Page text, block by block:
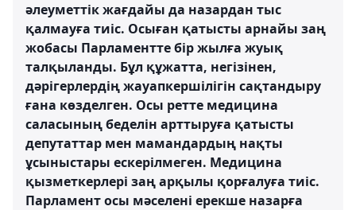
әлеуметтік жағдайы да назардан тыс
қалмауға тиіс. Осыған қатысты арнайы заң
жобасы Парламентте бір жылға жуық
талқыланды. Бұл құжатта, негізінен,
дәрігерлердің жауапкершілігін сақтандыру
ғана көзделген. Осы ретте медицина
саласының беделін арттыруға қатысты
депутаттар мен мамандардың нақты
ұсыныстары ескерілмеген. Медицина
қызметкерлері заң арқылы қорғалуға тиіс.
Парламент осы мәселені ерекше назарға